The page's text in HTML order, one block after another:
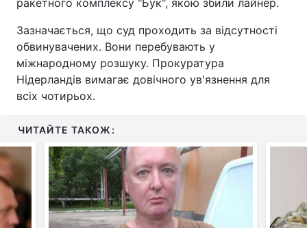
Зазначається, що суд проходить за відсутності
обвинувачених. Вони перебувають у
міжнародному розшуку. Прокуратура
Нідерландів вимагає довічного ув'язнення для
всіх чотирьох.
ЧИТАЙТЕ ТАКОЖ: